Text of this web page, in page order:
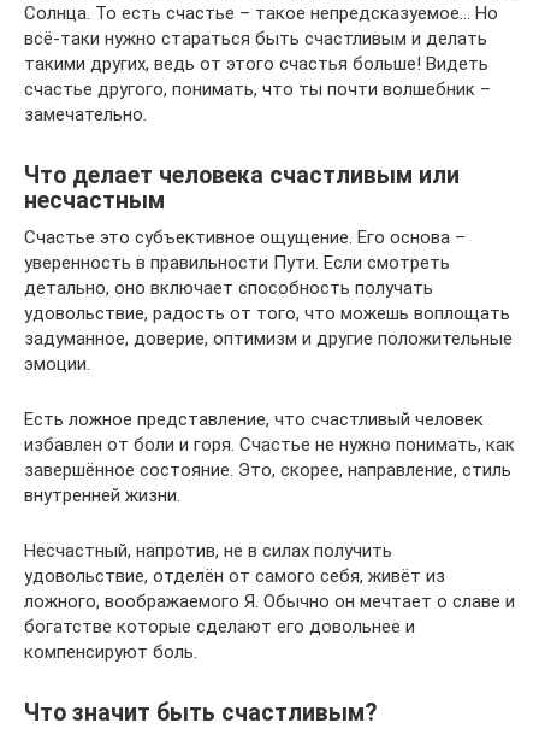
Солнца. То есть счастье – такое непредсказуемое… Но
всё-таки нужно стараться быть счастливым и делать
такими других, ведь от этого счастья больше! Видеть
счастье другого, понимать, что ты почти волшебник –
замечательно.
Что делает человека счастливым или
несчастным
Счастье это субъективное ощущение. Его основа –
уверенность в правильности Пути. Если смотреть
детально, оно включает способность получать
удовольствие, радость от того, что можешь воплощать
задуманное, доверие, оптимизм и другие положительные
эмоции.
Есть ложное представление, что счастливый человек
избавлен от боли и горя. Счастье не нужно понимать, как
завершённое состояние. Это, скорее, направление, стиль
внутренней жизни.
Несчастный, напротив, не в силах получить
удовольствие, отделён от самого себя, живёт из
ложного, воображаемого Я. Обычно он мечтает о славе и
богатстве которые сделают его довольнее и
компенсируют боль.
Что значит быть счастливым?